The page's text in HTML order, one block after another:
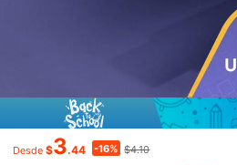
Desde $3.44 -16% $4.10